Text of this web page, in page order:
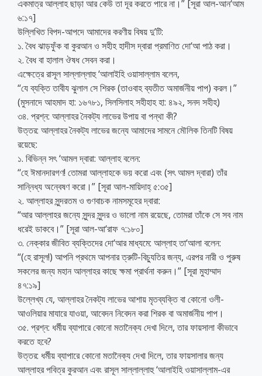
একমাত্র আল্লাহ ছাড়া আর কেউ তা দূর করতে পারে না।” [সূরা আল-আন‘আম
৬:১৭]
উল্লিখিত বিপদ-আপদে আমাদের করণীয় বিষয় দু’টি:
১. বৈধ ঝাড়ফুঁক বা কুরআন ও সহীহ হাদীস দ্বারা প্রমাণিত দো‘আ পাঠ করা।
২. বৈধ বা হালাল ঔষধ সেবন করা।
এক্ষেত্রে রাসূল সাল্লাল্লাহু ‘আলাইহি ওয়াসাল্লাম বলেন,
“যে ব্যক্তি তাবীয ঝুলাল সে শিরক (তাওবাহ ব্যতীত অমার্জনীয় পাপ) করল।”
(মুসনাদে আহমাদ হা: ১৬৭৮১, সিলসিলাহ সহীহাহ হা: ৪৯২, সনদ সহীহ)
৩৪. প্রশ্ন: আল্লাহর নৈকট্য লাভের উপায় বা পন্থা কী?
উত্তর: আল্লাহর নৈকট্য লাভের জন্যে আমাদের সামনে মৌলিক তিনটি বিষয়
রয়েছে:
১. বিভিন্ন সৎ ‘আমল দ্বারা: আল্লাহ বলেন:
‘‘হে ঈমানদারগণ! তোমরা আল্লাহকে ভয় করো এবং (সৎ আমল দ্বারা) তাঁর
সান্নিধ্য অন্বেষণ করো।” [সূরা আল-মায়িদাহ্ ৫:৩৫]
২. আল্লাহর সুন্দরতম ও গুণবাচক নামসমূহের দ্বারা:
“আর আল্লাহর জন্যে সুন্দর সুন্দর ও ভালো নাম রয়েছে, তোমরা তাঁকে সে সব নাম
ধরেই ডাকবে।” [সূরা আল-আ‘রাফ ৭:১৮০]
৩. নেক্কার জীবিত ব্যক্তিদের দো‘আর মাধ্যমে: আল্লাহ তা‘আলা বলেন:
“(হে রাসূল!) আপনি প্রথমে আপনার ত্রুটি-বিচ্যুতির জন্য, এরপর নারী ও পুরুষ
সকলের জন্য মহান আল্লাহর কাছে ক্ষমা প্রার্থনা করুন।” [সূরা মুহাম্মাদ
৪৭:১৯]
উল্লেখ্য যে, আল্লাহর নৈকট্য লাভের আশায় মৃতব্যক্তি বা কোনো ওলী-
আওলিয়ার মাযারে যাওয়া, আবেদন নিবেদন করা শিরক বা অমার্জনীয় পাপ।
৩৫. প্রশ্ন: ধর্মীয় ব্যাপারে কোনো মতানৈক্য দেখা দিলে, তার ফায়সালা কীভাবে
করতে হবে?
উত্তর: ধর্মীয় ব্যাপারে কোনো মতানৈক্য দেখা দিলে, তার ফায়সালার জন্য
আল্লাহর পবিত্র কুরআন এবং রাসূল সাল্লাল্লাহু ‘আলাইহি ওয়াসাল্লাম-এর